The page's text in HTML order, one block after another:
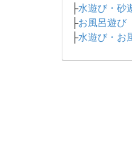
├水遊び・砂
├お風呂遊び
├水遊び・お